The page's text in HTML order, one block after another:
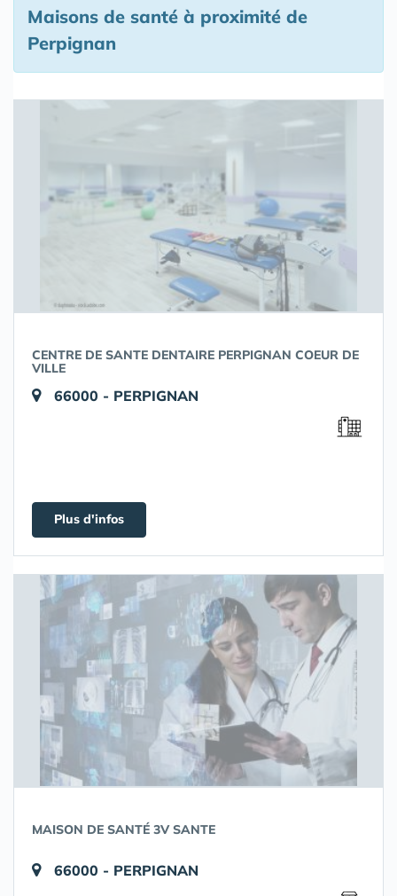
Maisons de santé à proximité de
Perpignan
CENTRE DE SANTE DENTAIRE PERPIGNAN COEUR DE
VILLE
66000 - PERPIGNAN
Plus d'infos
MAISON DE SANTÉ 3V SANTE
66000 - PERPIGNAN